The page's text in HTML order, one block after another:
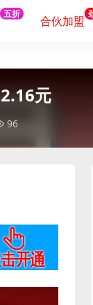
五折 合伙加盟
元
96